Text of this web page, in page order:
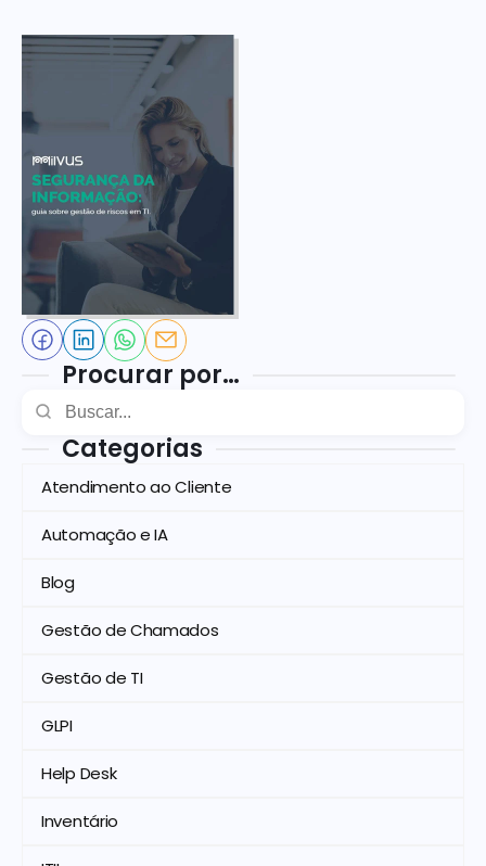
Procurar por…
Categorias
Atendimento ao Cliente
Automação e IA
Blog
Gestão de Chamados
Gestão de TI
GLPI
Help Desk
Inventário